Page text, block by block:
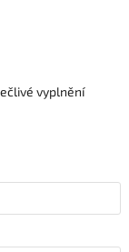
vyplnění